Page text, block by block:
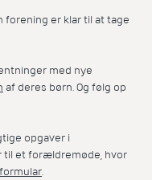
forening er klar til at tage
med nye
af deres børn. Og følg op
opgaver i
til et forældremøde, hvor
formular.